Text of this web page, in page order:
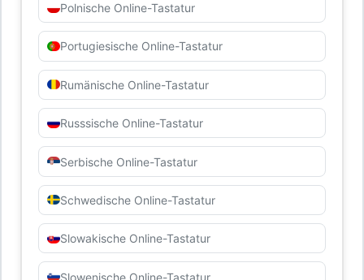
Polnische Online-Tastatur
Portugiesische Online-Tastatur
Rumänische Online-Tastatur
Russsische Online-Tastatur
Serbische Online-Tastatur
Schwedische Online-Tastatur
Slowakische Online-Tastatur
Slowenische Online-Tastatur